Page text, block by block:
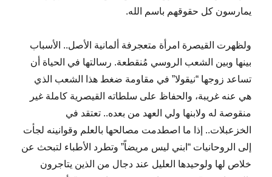
يمارسون كل حقوقهم باسم الله.
ولظهرت القيصرة امرأة متعجرفة ألمانية الأصل.. الأسباب
بينها وبين الشعب الروسي مُنقطعة. رسالتها في الحياة أن
تساعد زوجها “نيقولا” في مقاومة ضغط هذا الشعب الذي
هي عنه غريبة، والحفاظ على سلطاته القيصرية كاملة غير
منقوصة له ولابنها ولي العهد من بعده.. تعتقد في
الخزعبلات.. إذا ما اصطدمت مصالحها بالعلم وقوانينه لجأت
إلى الروحانيات “ابني ليس مريضاً” وتطرد الأطباء لتبحث عن
خلاص لها ولوحيدها العليل عند دجال من الذين يتاجرون